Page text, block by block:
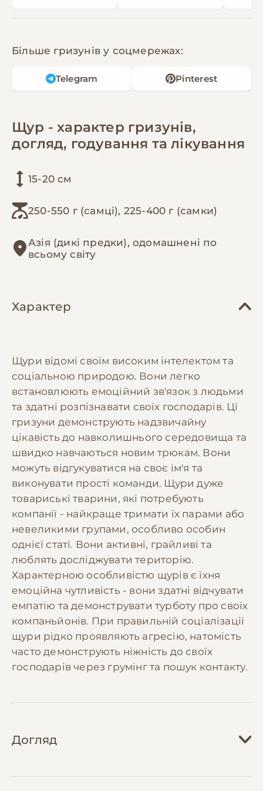
Більше гризунів у соцмережах:
Telegram Pinterest
Щур - характер гризунів,
догляд, годування та лікування
15-20 см
250-550 г (самці), 225-400 г (самки)
Азія (дикі предки), одомашнені по
всьому світу
Характер
Щури відомі своїм високим інтелектом та
соціальною природою. Вони легко
встановлюють емоційний зв'язок з людьми
та здатні розпізнавати своїх господарів. Ці
гризуни демонструють надзвичайну
цікавість до навколишнього середовища та
швидко навчаються новим трюкам. Вони
можуть відгукуватися на своє ім'я та
виконувати прості команди. Щури дуже
товариські тварини, які потребують
компанії - найкраще тримати їх парами або
невеликими групами, особливо особин
однієї статі. Вони активні, грайливі та
люблять досліджувати територію.
Характерною особливістю щурів є їхня
емоційна чутливість - вони здатні відчувати
емпатію та демонструвати турботу про своїх
компаньйонів. При правильній соціалізації
щури рідко проявляють агресію, натомість
часто демонструють ніжність до своїх
господарів через грумінг та пошук контакту.
Догляд